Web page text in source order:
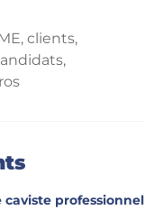
clients,
caviste professionnel